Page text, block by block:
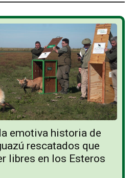
emotiva historia de
rescatados que
libres en los Esteros